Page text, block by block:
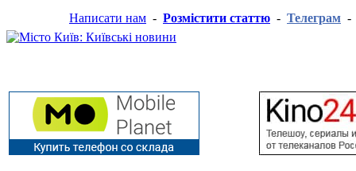
Написати нам - Розмістити статтю - Телеграм -